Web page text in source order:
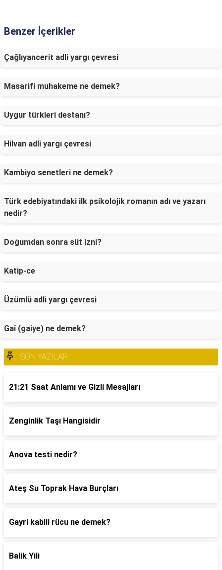
Benzer İçerikler
Çağlıyancerit adli yargı çevresi
Masarifi muhakeme ne demek?
Uygur türkleri destanı?
Hilvan adli yargı çevresi
Kambiyo senetleri ne demek?
Türk edebiyatındaki ilk psikolojik romanın adı ve yazarı
nedir?
Doğumdan sonra süt izni?
Katip-ce
Üzümlü adli yargı çevresi
Gaî (gaiye) ne demek?
SON YAZILAR
21:21 Saat Anlamı ve Gizli Mesajları
Zenginlik Taşı Hangisidir
Anova testi nedir?
Ateş Su Toprak Hava Burçları
Gayri kabili rücu ne demek?
Balik Yili